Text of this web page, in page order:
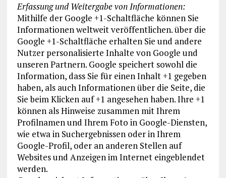
Erfassung und Weitergabe von Informationen:
Mithilfe der Google +1-Schaltfläche können Sie
Informationen weltweit veröffentlichen. über die
Google +1-Schaltfläche erhalten Sie und andere
Nutzer personalisierte Inhalte von Google und
unseren Partnern. Google speichert sowohl die
Information, dass Sie für einen Inhalt +1 gegeben
haben, als auch Informationen über die Seite, die
Sie beim Klicken auf +1 angesehen haben. Ihre +1
können als Hinweise zusammen mit Ihrem
Profilnamen und Ihrem Foto in Google-Diensten,
wie etwa in Suchergebnissen oder in Ihrem
Google-Profil, oder an anderen Stellen auf
Websites und Anzeigen im Internet eingeblendet
werden.